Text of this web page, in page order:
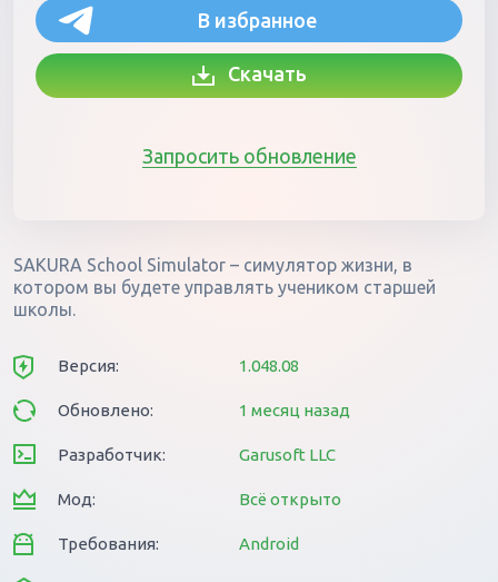
В избранное
Скачать
Запросить обновление
SAKURA School Simulator – симулятор жизни, в
котором вы будете управлять учеником старшей
школы.
Версия: 1.048.08
Обновлено: 1 месяц назад
Разработчик: Garusoft LLC
Мод: Всё открыто
Требования: Android